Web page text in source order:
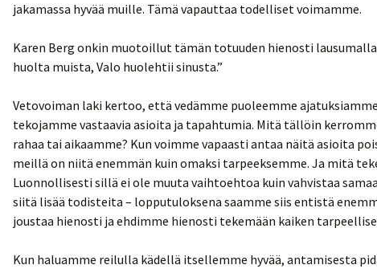
jakamassa hyvää muille. Tämä vapauttaa todelliset voimamme.
Karen Berg onkin muotoillut tämän totuuden hienosti
huolta muista, Valo huolehtii sinusta.”
Vetovoiman laki kertoo, että vedämme puoleemme
tekojamme vastaavia asioita ja tapahtumia. Mitä tällöin
rahaa tai aikaamme? Kun voimme vapaasti antaa näitä asioita
meillä on niitä enemmän kuin omaksi tarpeeksemme. Ja mitä
Luonnollisesti sillä ei ole muuta vaihtoehtoa kuin vahvistaa
siitä lisää todisteita – lopputuloksena saamme siis entistä
joustaa hienosti ja ehdimme hienosti tekemään kaiken
Kun haluamme reilulla kädellä itsellemme hyvää, antamisesta